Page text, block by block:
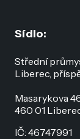
Sídlo:
Střední
Liberec,
Masarykova
460 01
IČ: 46747991